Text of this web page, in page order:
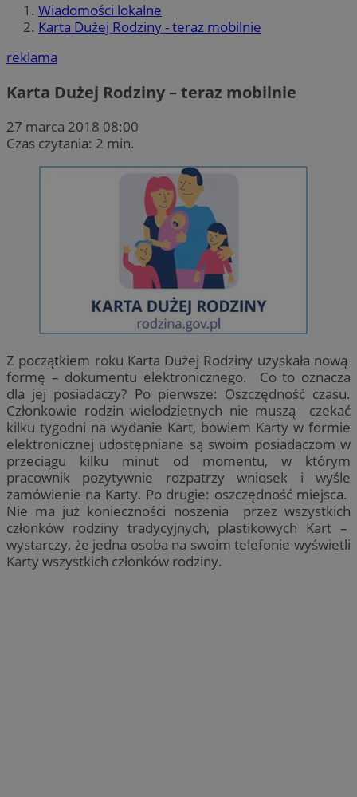
Wiadomości lokalne
Karta Dużej Rodziny - teraz mobilnie
reklama
Karta Dużej Rodziny – teraz mobilnie
27 marca 2018 08:00
Czas czytania: 2 min.
Z początkiem roku Karta Dużej Rodziny uzyskała nową
formę – dokumentu elektronicznego. Co to oznacza
dla jej posiadaczy? Po pierwsze: Oszczędność czasu.
Członkowie rodzin wielodzietnych nie muszą czekać
kilku tygodni na wydanie Kart, bowiem Karty w formie
elektronicznej udostępniane są swoim posiadaczom w
przeciągu kilku minut od momentu, w którym
pracownik pozytywnie rozpatrzy wniosek i wyśle
zamówienie na Karty. Po drugie: oszczędność miejsca.
Nie ma już konieczności noszenia przez wszystkich
członków rodziny tradycyjnych, plastikowych Kart –
wystarczy, że jedna osoba na swoim telefonie wyświetli
Karty wszystkich członków rodziny.